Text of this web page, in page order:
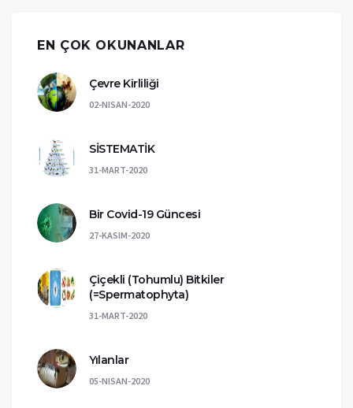
EN ÇOK OKUNANLAR
Çevre Kirliliği
02-NISAN-2020
SİSTEMATİK
31-MART-2020
Bir Covid-19 Güncesi
27-KASIM-2020
Çiçekli (Tohumlu) Bitkiler
(=Spermatophyta)
31-MART-2020
Yılanlar
05-NISAN-2020